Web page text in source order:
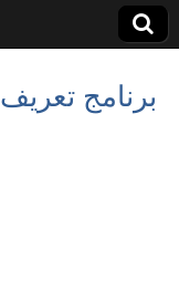
برنامج تعريف